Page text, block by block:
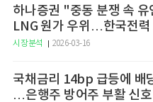
하나증권 "중동 분쟁 속 유
LNG 원가 우위…한국전력
승 전망"
시장분석 2026-03-16
국채금리 14bp 급등에 배
…은행주 방어주 부활 신